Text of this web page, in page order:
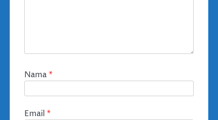
Nama*
Email *